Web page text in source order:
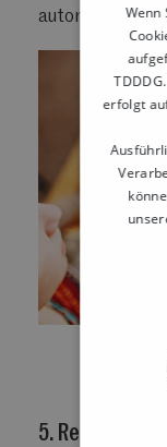
automatisch.
5. Reichweite
Wenn
erfolgt